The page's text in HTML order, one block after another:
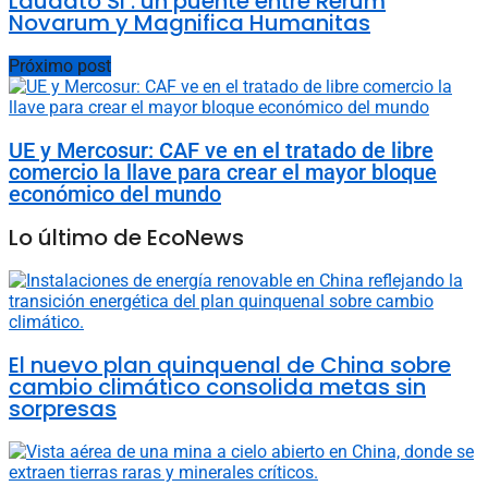
Novarum y Magnifica Humanitas
Próximo post
UE y Mercosur: CAF ve en el tratado de libre
comercio la llave para crear el mayor bloque
económico del mundo
Lo último de EcoNews
El nuevo plan quinquenal de China sobre
cambio climático consolida metas sin
sorpresas